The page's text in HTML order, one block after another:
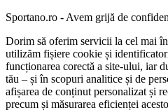
Sportano.ro - Avem grijă de
Dorim să oferim servicii la cel mai
utilizăm fișiere cookie și
funcționarea corectă a site-ului, iar
tău – și în scopuri analitice și de
afișarea de conținut personalizat și
precum și măsurarea eficienței